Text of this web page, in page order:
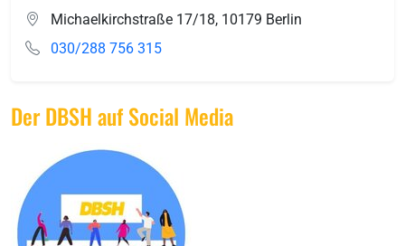
Michaelkirchstraße 17/18, 10179 Berlin
030/288 756 315
Der DBSH auf Social Media